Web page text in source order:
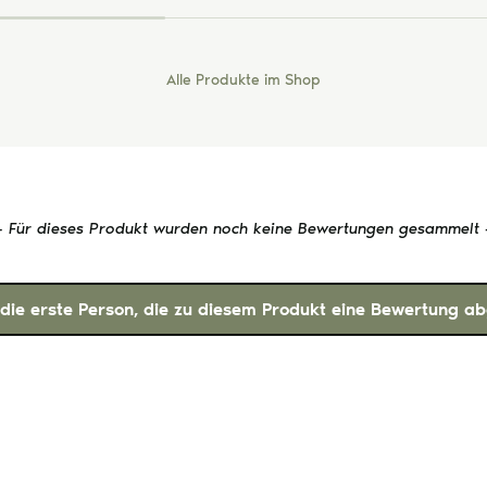
Alle Produkte im Shop
Für dieses Produkt wurden noch keine Bewertungen gesammelt
erste Person, die zu diesem Produkt eine Bewertung